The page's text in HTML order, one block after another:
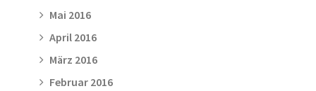
Mai 2016
April 2016
März 2016
Februar 2016